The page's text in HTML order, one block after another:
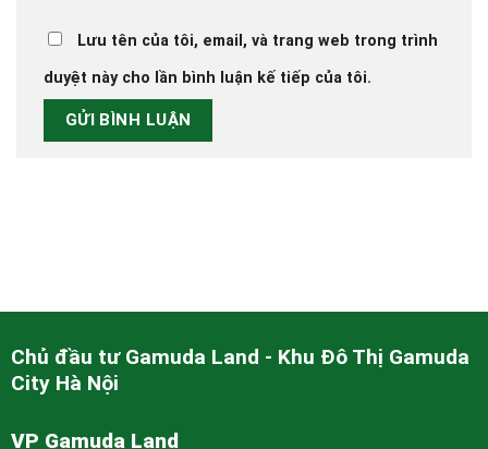
Lưu tên của tôi, email, và trang web trong trình
duyệt này cho lần bình luận kế tiếp của tôi.
Chủ đầu tư Gamuda Land - Khu Đô Thị Gamuda
City Hà Nội
VP Gamuda Land